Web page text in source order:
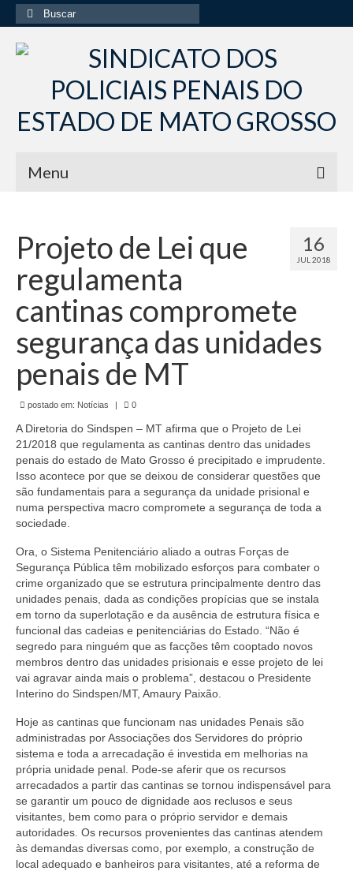
Buscar
por:
Menu
Institucional
Diretoria Sindsppen
Histórico do Sindsppen
Histórico do Sistema Penitenciário do Estado
de Mato Grosso
Estatuto do Sindsppen
Tabela Salarial do Sistema Penitenciário
Serviços prestados pelo Sindicato dos
Servidores Penitenciários de Mato Grosso
Notícias Gerais
Artigos
Esportes
Nota de Falecimento
Notícias
Pautas Nacionais
Convênios
Fale Conosco
Permutas Disponíveis
Área do Filiado
16
JUL 2018
Projeto de Lei que
regulamenta
cantinas compromete
segurança das unidades
penais de MT
postado em: Notícias | 0
A Diretoria do Sindspen – MT afirma que o Projeto de Lei
21/2018 que regulamenta as cantinas dentro das unidades
penais do estado de Mato Grosso é precipitado e imprudente.
Isso acontece por que se deixou de considerar questões que
são fundamentais para a segurança da unidade prisional e
numa perspectiva macro compromete a segurança de toda a
sociedade.
Ora, o Sistema Penitenciário aliado a outras Forças de
Segurança Pública têm mobilizado esforços para combater o
crime organizado que se estrutura principalmente dentro das
unidades penais, dada as condições propícias que se instala
em torno da superlotação e da ausência de estrutura física e
funcional das cadeias e penitenciárias do Estado. “Não é
segredo para ninguém que as facções têm cooptado novos
membros dentro das unidades prisionais e esse projeto de lei
vai agravar ainda mais o problema”, destacou o Presidente
Interino do Sindspen/MT, Amaury Paixão.
Hoje as cantinas que funcionam nas unidades Penais são
administradas por Associações dos Servidores do próprio
sistema e toda a arrecadação é investida em melhorias na
própria unidade penal. Pode-se aferir que os recursos
arrecadados a partir das cantinas se tornou indispensável para
se garantir um pouco de dignidade aos reclusos e seus
visitantes, bem como para o próprio servidor e demais
autoridades. Os recursos provenientes das cantinas atendem
às demandas diversas como, por exemplo, a construção de
local adequado e banheiros para visitantes, até a reforma de